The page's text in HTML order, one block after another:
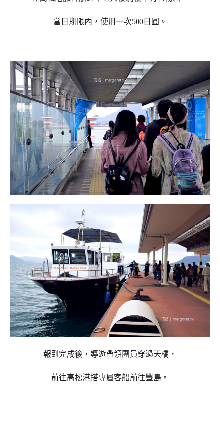
當日期限內，使用一次500日圓。
報到完成後，導遊帶領團員穿過天橋，
前往高松港搭專屬客船前往豐島。